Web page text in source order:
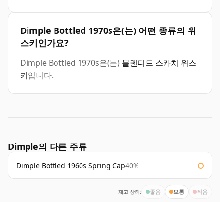
Dimple Bottled 1970s은(는) 어떤 종류의 위
스키인가요?
Dimple Bottled 1970s은(는) 블렌디드 스카치 위스
키입니다.
Dimple의 다른 주류
Dimple Bottled 1960s Spring Cap40%
재고 상태: 좋음 보통 적음